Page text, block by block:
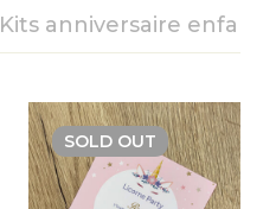
Kits anniversaire enfant
SOLD OUT